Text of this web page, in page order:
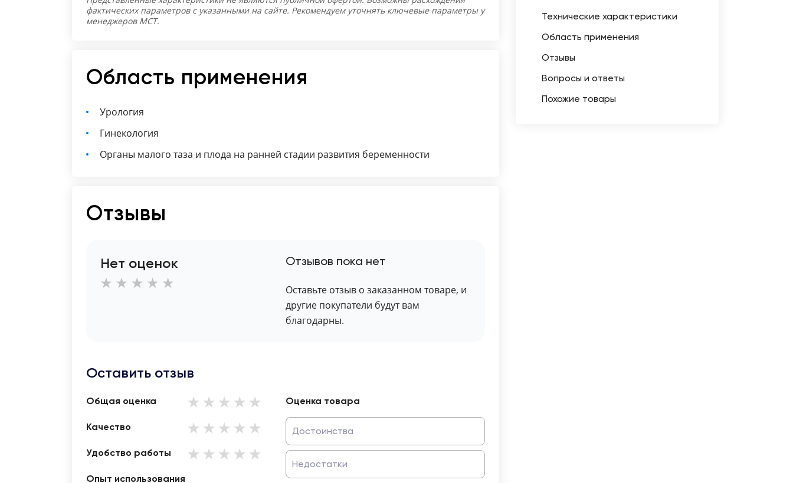
фактических параметров с указанными на сайте. Рекомендуем уточнять ключевые параметры у
менеджеров МСТ.
Область применения
Урология
Гинекология
Органы малого таза и плода на ранней стадии развития беременности
Отзывы
Нет оценок Отзывов пока нет
Оставьте отзыв о заказанном товаре, и
другие покупатели будут вам
благодарны.
Оставить отзыв
Общая оценка
Качество
Удобство работы
Опыт использования
Оценка товара
Достоинства
Недостатки
Технические характеристики
Область применения
Отзывы
Вопросы и ответы
Похожие товары